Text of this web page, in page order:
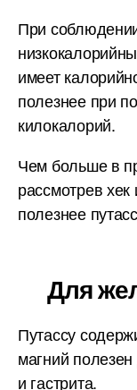
При
имеет
полезнее при
килокалорий.
Чем больше в
рассмотрев
полезнее
Для
Путассу
магний
и гастрита.